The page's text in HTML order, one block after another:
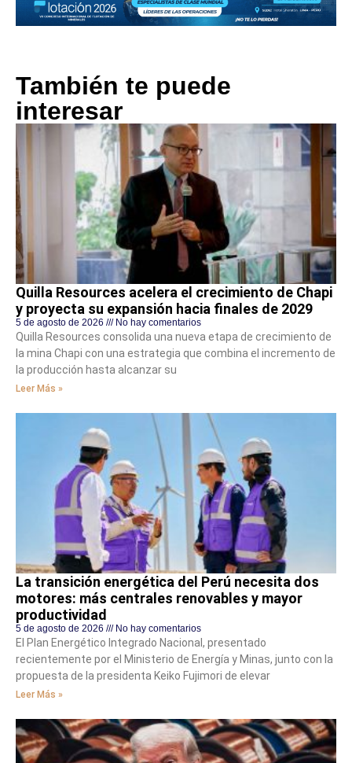
También te puede
interesar
Quilla Resources acelera el crecimiento de Chapi
y proyecta su expansión hacia finales de 2029
5 de agosto de 2026 No hay comentarios
Quilla Resources consolida una nueva etapa de crecimiento de
la mina Chapi con una estrategia que combina el incremento de
la producción hasta alcanzar su
Leer Más »
La transición energética del Perú necesita dos
motores: más centrales renovables y mayor
productividad
5 de agosto de 2026 No hay comentarios
El Plan Energético Integrado Nacional, presentado
recientemente por el Ministerio de Energía y Minas, junto con la
propuesta de la presidenta Keiko Fujimori de elevar
Leer Más »